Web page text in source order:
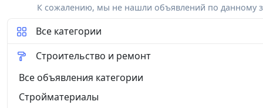
К сожалению, мы не нашли объявлений по данному
Все категории
Строительство и ремонт
Все объявления категории
Стройматериалы